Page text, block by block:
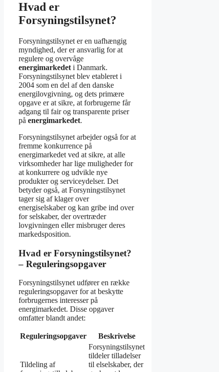
Hvad er
Forsyningstilsynet?
Forsyningstilsynet er en uafhængig
myndighed, der er ansvarlig for at
regulere og overvåge
energimarkedet i Danmark.
Forsyningstilsynet blev etableret i
2004 som en del af den danske
energilovgivning, og dets primære
opgave er at sikre, at forbrugerne får
adgang til fair og transparente priser
på energimarkedet.
Forsyningstilsynet arbejder også for at
fremme konkurrence på
energimarkedet ved at sikre, at alle
virksomheder har lige muligheder for
at konkurrere og udvikle nye
produkter og serviceydelser. Det
betyder også, at Forsyningstilsynet
tager sig af klager over
energiselskaber og kan gribe ind over
for selskaber, der overtræder
lovgivningen eller misbruger deres
markedsposition.
Hvad er Forsyningstilsynet?
– Reguleringsopgaver
Forsyningstilsynet udfører en række
reguleringsopgaver for at beskytte
forbrugernes interesser på
energimarkedet. Disse opgaver
omfatter blandt andet:
Reguleringsopgaver Beskrivelse
Tildeling af
Forsyningstilsynet
tildeler tilladelser
til elselskaber, der